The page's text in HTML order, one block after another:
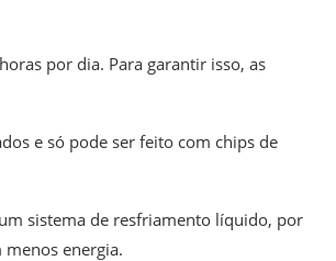
por dia. Para garantir isso, as
e só pode ser feito com chips de
sistema de resfriamento líquido, por
energia.